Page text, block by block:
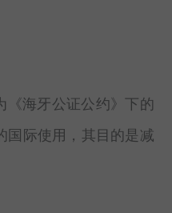
《海牙公证公约》下的
国际使用，其目的是减